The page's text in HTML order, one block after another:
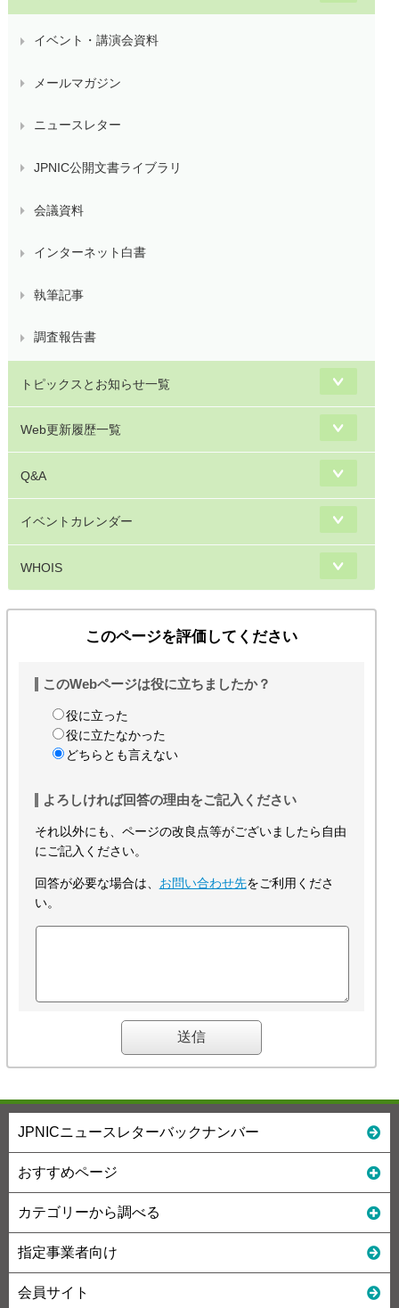
イベント・講演会資料
メールマガジン
ニュースレター
JPNIC公開文書ライブラリ
会議資料
インターネット白書
執筆記事
調査報告書
トピックスとお知らせ一覧
Web更新履歴一覧
Q&A
イベントカレンダー
WHOIS
このページを評価してください
このWebページは役に立ちましたか？
役に立った
役に立たなかった
どちらとも言えない
よろしければ回答の理由をご記入ください
それ以外にも、ページの改良点等がございましたら自由
にご記入ください。
回答が必要な場合は、 お問い合わせ先をご利用くださ
い。
JPNICニュースレターバックナンバー
おすすめページ
カテゴリーから調べる
指定事業者向け
会員サイト